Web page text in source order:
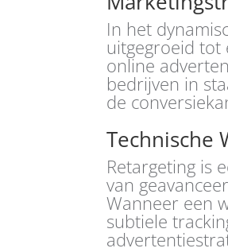
In het
uitgegroeid tot
online
bedrijven in
de
Technische
Retargeting is
van
Wanneer een
subtiele